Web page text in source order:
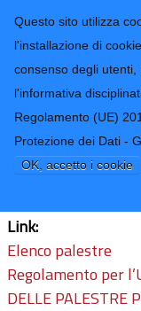
Questo sito utilizza
l'installazione di
consenso degli
l'informativa
Regolamento (UE)
Protezione dei Dati -
OK, accetto i cookie
Form di ricerca
Link:
Elenco palestre
Regolamento per
DELLE PALESTRE